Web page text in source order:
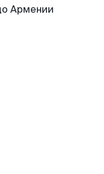
Армении